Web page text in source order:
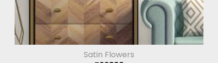
Satin Flowers